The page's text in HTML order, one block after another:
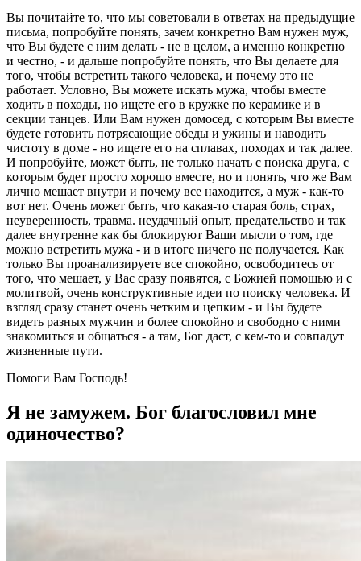
Вы почитайте то, что мы советовали в ответах на предыдущие
письма, попробуйте понять, зачем конкретно Вам нужен муж,
что Вы будете с ним делать - не в целом, а именно конкретно
и честно, - и дальше попробуйте понять, что Вы делаете для
того, чтобы встретить такого человека, и почему это не
работает. Условно, Вы можете искать мужа, чтобы вместе
ходить в походы, но ищете его в кружке по керамике и в
секции танцев. Или Вам нужен домосед, с которым Вы вместе
будете готовить потрясающие обеды и ужины и наводить
чистоту в доме - но ищете его на сплавах, походах и так далее.
И попробуйте, может быть, не только начать с поиска друга, с
которым будет просто хорошо вместе, но и понять, что же Вам
лично мешает внутри и почему все находится, а муж - как-то
вот нет. Очень может быть, что какая-то старая боль, страх,
неуверенность, травма. неудачный опыт, предательство и так
далее внутренне как бы блокируют Ваши мысли о том, где
можно встретить мужа - и в итоге ничего не получается. Как
только Вы проанализируете все спокойно, освободитесь от
того, что мешает, у Вас сразу появятся, с Божией помощью и с
молитвой, очень конструктивные идеи по поиску человека. И
взгляд сразу станет очень четким и цепким - и Вы будете
видеть разных мужчин и более спокойно и свободно с ними
знакомиться и общаться - а там, Бог даст, с кем-то и совпадут
жизненные пути.
Помоги Вам Господь!
Я не замужем. Бог благословил мне
одиночество?